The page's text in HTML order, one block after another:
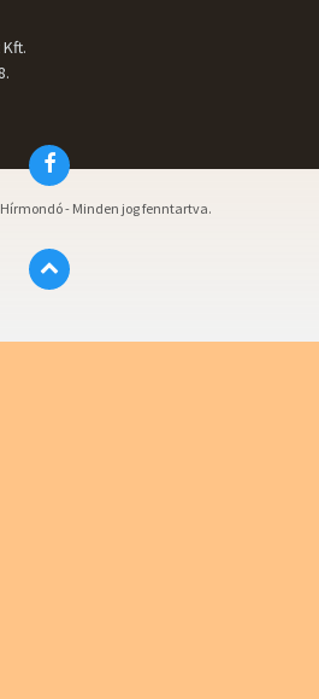
Facebook
- Minden jog fenntartva.